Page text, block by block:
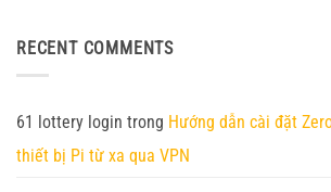
Nền
hệ
mới
45
đặt
4
Pro
Zero
luận
đặt
ZeroClaw
Orange
RECENT COMMENTS
61 lottery login trong Hướng dẫn cài đặt
thiết bị Pi từ xa qua VPN